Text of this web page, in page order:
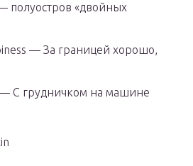
«двойных
— За границей хорошо,
С грудничком на машине